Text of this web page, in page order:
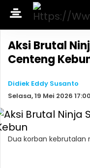
Aksi Brutal
Centeng
Didiek Eddy Susanto
Selasa, 19 Mei 2026
Dua korban kebrutalan